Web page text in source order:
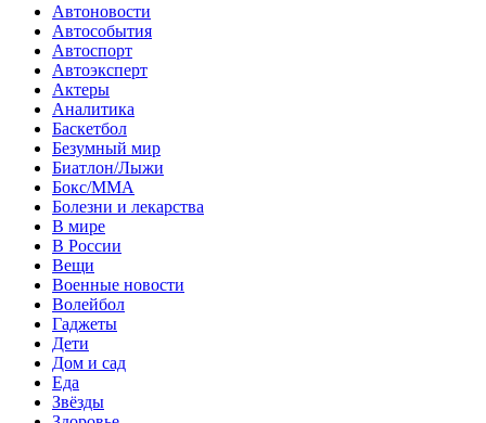
Автоновости
Автособытия
Автоспорт
Автоэксперт
Актеры
Аналитика
Баскетбол
Безумный мир
Биатлон/Лыжи
Бокс/MMA
Болезни и лекарства
В мире
В России
Вещи
Военные новости
Волейбол
Гаджеты
Дети
Дом и сад
Еда
Звёзды